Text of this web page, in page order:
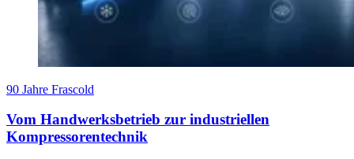
90 Jahre Frascold
Vom Handwerksbetrieb zur industriellen
Kompressorentechnik